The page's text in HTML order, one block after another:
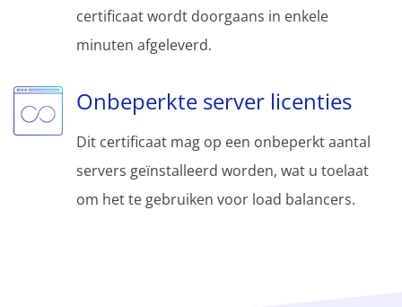
certificaat wordt doorgaans in enkele
minuten afgeleverd.
Onbeperkte server licenties
Dit certificaat mag op een onbeperkt aantal
servers geïnstalleerd worden, wat u toelaat
om het te gebruiken voor load balancers.